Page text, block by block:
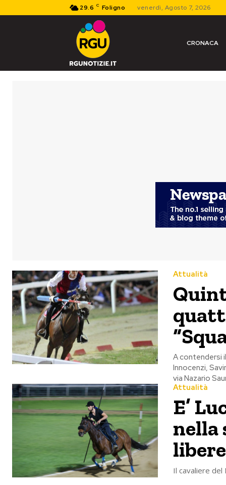
29.6 C Foligno venerdì, Agosto 7, 2026
CRONACA
Attualità
A contendersi
Innocenzi,
via Nazario
Attualità
E’
nella
libere
Il cavaliere